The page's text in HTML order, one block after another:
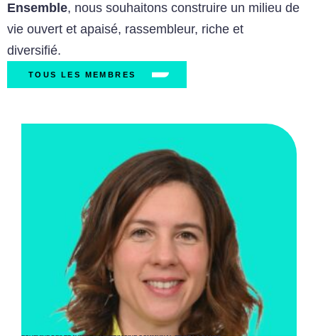
Ensemble, nous souhaitons construire un milieu de
vie ouvert et apaisé, rassembleur, riche et
diversifié.
TOUS LES MEMBRES